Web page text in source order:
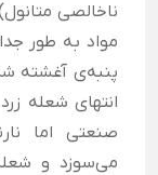
ناخالصی
مواد به طور
پنبه‌ی آغشته
انتهای شعله
صنعتی اما
می‌سوزد و